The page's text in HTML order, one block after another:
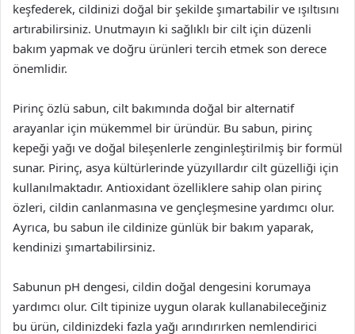
keşfederek, cildinizi doğal bir şekilde şımartabilir ve ışıltısını
artırabilirsiniz. Unutmayın ki sağlıklı bir cilt için düzenli
bakım yapmak ve doğru ürünleri tercih etmek son derece
önemlidir.
Pirinç özlü sabun, cilt bakımında doğal bir alternatif
arayanlar için mükemmel bir üründür. Bu sabun, pirinç
kepeği yağı ve doğal bileşenlerle zenginleştirilmiş bir formül
sunar. Pirinç, asya kültürlerinde yüzyıllardır cilt güzelliği için
kullanılmaktadır. Antioxidant özelliklere sahip olan pirinç
özleri, cildin canlanmasına ve gençleşmesine yardımcı olur.
Ayrıca, bu sabun ile cildinize günlük bir bakım yaparak,
kendinizi şımartabilirsiniz.
Sabunun pH dengesi, cildin doğal dengesini korumaya
yardımcı olur. Cilt tipinize uygun olarak kullanabileceğiniz
bu ürün, cildinizdeki fazla yağı arındırırken nemlendirici